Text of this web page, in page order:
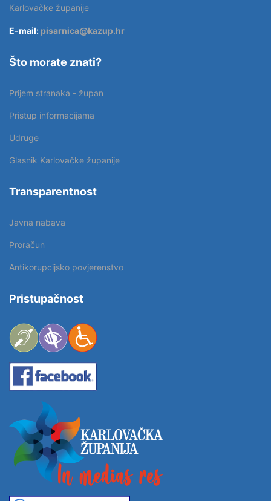
Karlovačke županije
E-mail: pisarnica@kazup.hr
Što morate znati?
Prijem stranaka - župan
Pristup informacijama
Udruge
Glasnik Karlovačke županije
Transparentnost
Javna nabava
Proračun
Antikorupcijsko povjerenstvo
Pristupačnost